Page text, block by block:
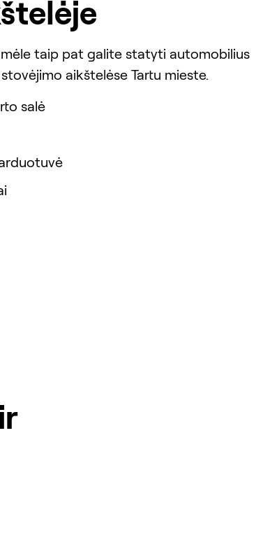
taip pat galite statyti automobilius
aikštelėse Tartu mieste.
salė